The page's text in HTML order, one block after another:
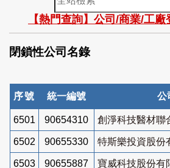
站
檢
索
【熱門查詢】公司/商業/工
閉鎖性公司名錄
序號 統一編號 公
6501 90654310 創淨科技醫材聯
6502 90655330 特斯樂投資股份
6503 90655887 寶威科技股份有